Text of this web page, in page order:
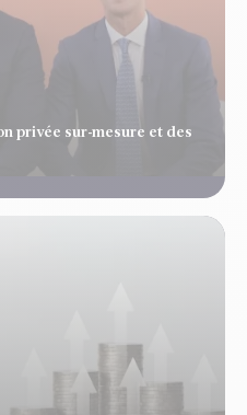
privée sur-mesure et des